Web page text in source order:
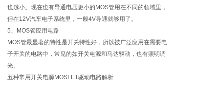
也越小。现在也有导通电压更小的MOS管用在不同的领域里，
但在12V汽车电子系统里，一般4V导通就够用了。
5、MOS管应用电路
MOS管最显著的特性是开关特性好，所以被广泛应用在需要电
子开关的电路中，常见的如开关电源和马达驱动，也有照明调
光。
五种常用开关电源MOSFET驱动电路解析